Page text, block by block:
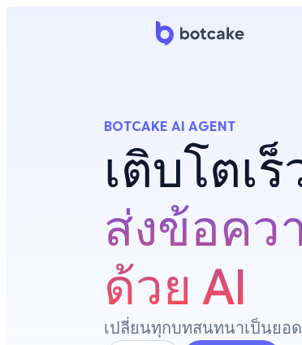
BOTCAKE AI AGENT
เติบโตเ
ส่งข้อคว
ด้วย AI
เปลี่ยนทุกบทสนทนาเป็นยอ